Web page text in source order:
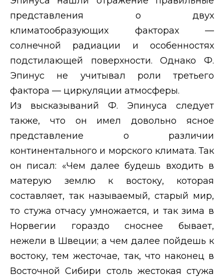
представления о двух
климатообразующих факторах —
солнечной радиации и особенностях
подстилающей поверхности. Однако Ф.
Эпинус не учитывал роли третьего
фактора — циркуляции атмосферы.
Из высказываний Ф. Эпинуса следует
также, что он имел довольно ясное
представление о различии
континентального и морского климата. Так
он писал: «Чем далее будешь входить в
матерую землю к востоку, которая
составляет, так называемый, старый мир,
то стужа отчасу умножается, и так зима в
Норвегии гораздо сноснее бывает,
нежели в Швеции; а чем далее пойдешь к
востоку, тем жесточае, так, что наконец в
Восточной Сибири столь жестокая стужа